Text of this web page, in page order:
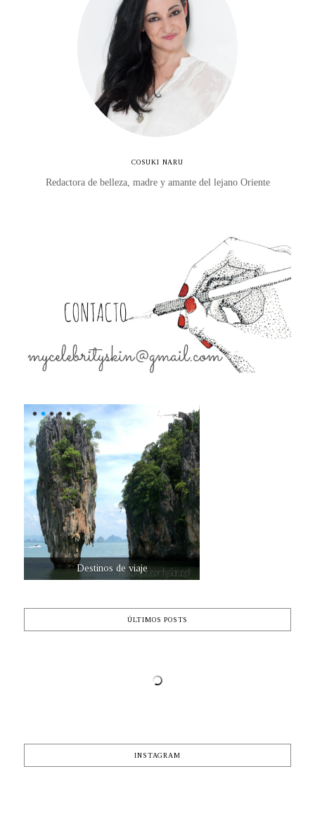
COSUKI NARU
Redactora de belleza, madre y amante del lejano Oriente
Destinos de viaje
ÚLTIMOS POSTS
INSTAGRAM